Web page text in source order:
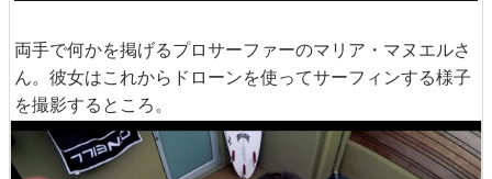
両手で何かを掲げるプロサーファーのマリア・マヌエルさ
ん。彼女はこれからドローンを使ってサーフィンする様子
を撮影するところ。